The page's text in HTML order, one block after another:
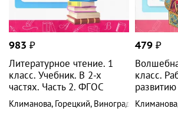
983 ₽
Литературное чтение. 1
класс. Учебник. В 2-х
частях. Часть 2. ФГОС
Климанова, Горецкий, Виноградская
479 ₽
класс.
Климанова